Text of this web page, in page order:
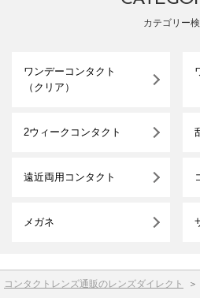
カテゴリー
ワンデーコンタクト
（クリア）
2ウィークコンタクト
遠近両用コンタクト
メガネ
コンタクトレンズ通販のレンズダイレクト ＞